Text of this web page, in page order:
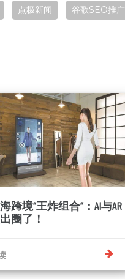
点极新闻 谷歌SEO推广
跨境“王炸组合”：AI与AR
圈了！